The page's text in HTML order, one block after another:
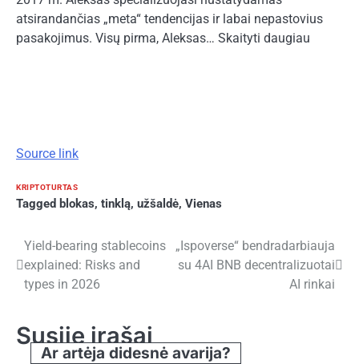
atsirandančias „meta“ tendencijas ir labai nepastovius
pasakojimus. Visų pirma, Aleksas… Skaityti daugiau
Source link
KRIPTOTURTAS
Tagged blokas, tinklą, užšaldė, Vienas
Navigacija
tarp
Yield-bearing stablecoins
explained: Risks and
types in 2026
„Ispoverse“ bendradarbiauja
su 4AI BNB decentralizuotai
AI rinkai
Susiję įrašai
Ar artėja didesnė avarija?